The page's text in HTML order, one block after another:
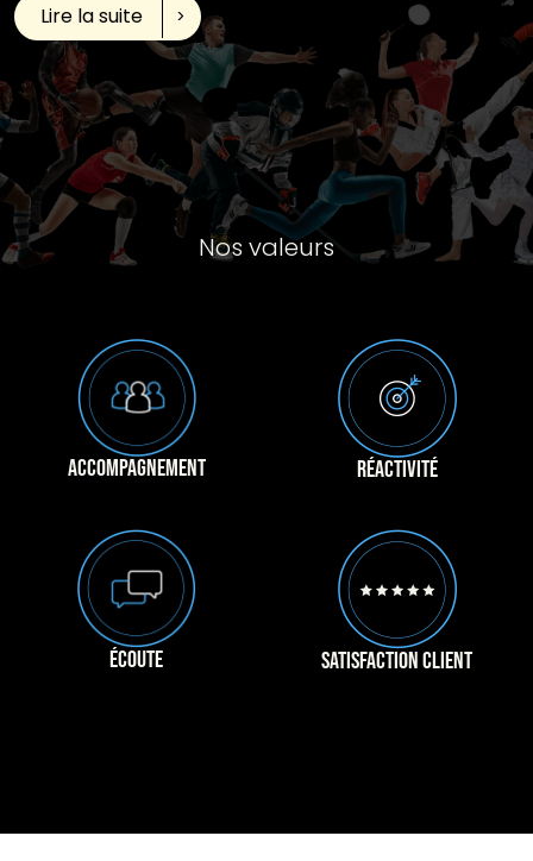
Lire la suite
Nos valeurs
ACCOMPAGNEMENT RÉACTIVITÉ
ÉCOUTE SATISFACTIONCLIENT